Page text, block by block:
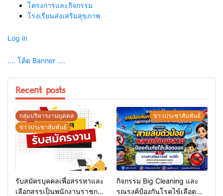
โครงการและกิจกรรม
โรงเรียนส่งเสริมสุขภาพ
Log in
.... โค้ด Banner ....
Recent posts
กลุ่มบริหารงานบุคคล
ข่าวประชาสัมพันธ์
รับสมัครบุคคลเพื่อสรรหาและ
เลือกสรรเป็นพนักงานราชการ
ข่าวประชาสัมพันธ์
กิจกรรม Big Cleaning และ
รณรงค์ป้องกันโรคไข้เลือด